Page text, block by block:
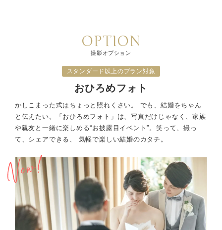
OPTION
撮影オプション
スタンダード以上のプラン対象
おひろめフォト
かしこまった式はちょっと照れくさい。 でも、結婚をちゃん
と伝えたい。
「おひろめフォト」は、写真だけじゃなく、家族
や親友と一緒に楽しめる“お披露目イベント”。笑って、撮っ
て、シェアできる、 気軽で楽しい結婚のカタチ。